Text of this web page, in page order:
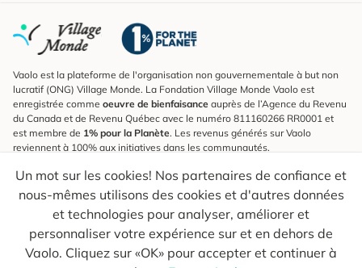
Un mot sur les cookies! Nos partenaires de confiance et
nous-mêmes utilisons des cookies et d'autres données
et technologies pour analyser, améliorer et
personnaliser votre expérience sur et en dehors de
Vaolo. Cliquez sur «OK» pour accepter et continuer à
Vaolo est la plateforme de l'organisation non gouvernementale à but non
lucratif (ONG) Village Monde. La Fondation Village Monde Vaolo est
enregistrée comme oeuvre de bienfaisance auprès de l’Agence du Revenu
du Canada et de Revenu Québec avec le numéro 811160266 RR0001 et
est membre de 1% pour la Planète. Les revenus générés sur Vaolo
reviennent à 100% aux initiatives dans les communautés.
S'inscrire à l'infolettre
Pour connaître les nouveautés, suivre nos explorateurs et recevoir des
astuces pour des voyages plus conscients.
Ton courriel Envoyer